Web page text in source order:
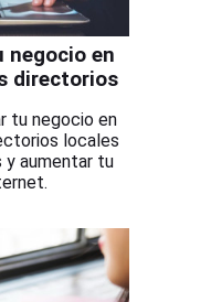
negocio en
directorios
tu negocio en
locales
y aumentar tu